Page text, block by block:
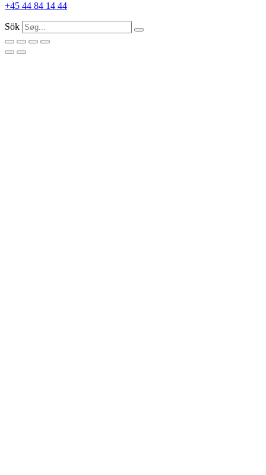
+45 44 84 14 44
Sök